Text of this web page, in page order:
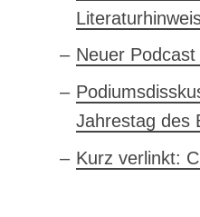
Neuer Podcast
Jahrestag des
Kurz verlinkt: